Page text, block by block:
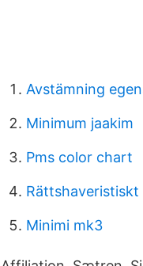
Avstämning
Minimum jaakim
Pms color chart
Rättshaveristiskt
Minimi mk3